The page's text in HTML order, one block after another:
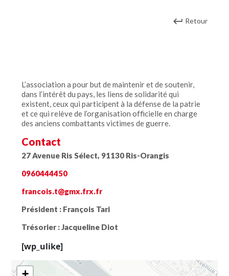
Retour
L’association a pour but de maintenir et de soutenir,
dans l’intérêt du pays, les liens de solidarité qui
existent, ceux qui participent à la défense de la patrie
et ce qui relève de l’organisation officielle en charge
des anciens combattants victimes de guerre.
Contact
27 Avenue Ris Sélect, 91130 Ris-Orangis
0960444450
francois.t@gmx.frx.fr
Président : François Tari
Trésorier :Jacqueline Diot
[wp_ulike]